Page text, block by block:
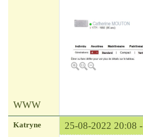
WWW
Katryne 25-08-2022 20:08 -